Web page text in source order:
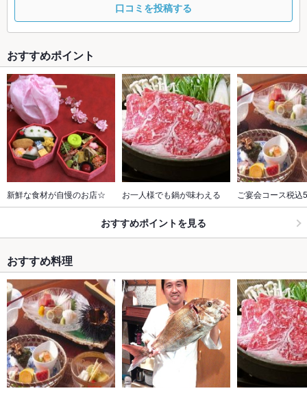
口コミを投稿する
おすすめポイント
新鮮な食材が自慢のお店☆ お一人様でも鍋が味わえる ご宴会コース税込
おすすめポイントを見る
おすすめ料理